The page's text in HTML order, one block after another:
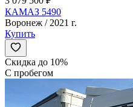
КАМАЗ 5490
Воронеж / 2021 г.
Купить
Скидка до 10%
С пробегом